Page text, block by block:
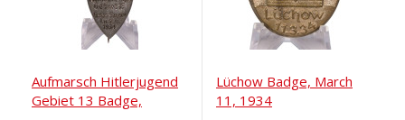
Aufmarsch Hitlerjugend
Gebiet 13 Badge,
Lüchow Badge, March
11, 1934